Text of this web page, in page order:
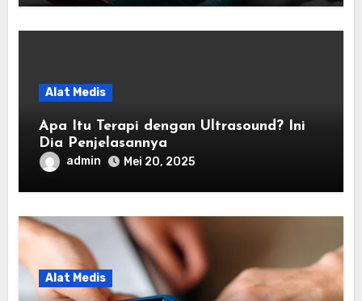
Alat Medis
Apa Itu Terapi dengan Ultrasound? Ini
Dia Penjelasannya
admin Mei 20, 2025
Alat Medis